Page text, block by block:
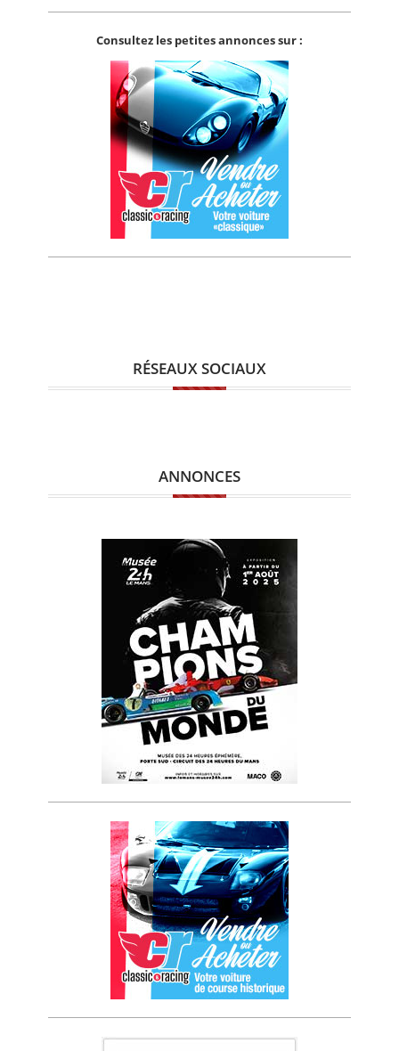
Consultez les petites annonces sur :
RÉSEAUX SOCIAUX
ANNONCES